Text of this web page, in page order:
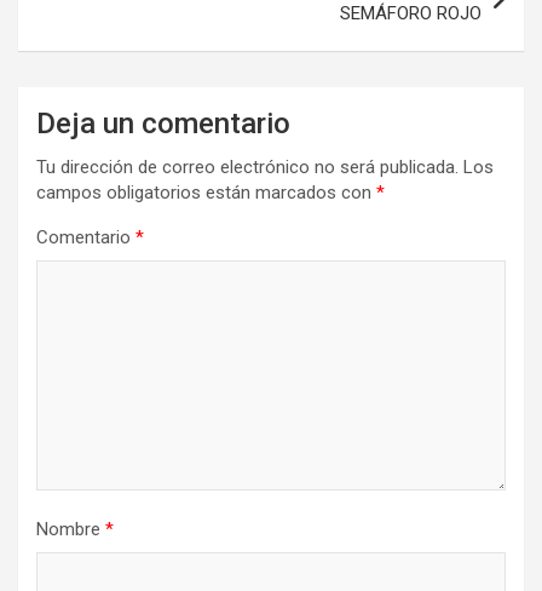
SEMÁFORO ROJO
Deja un comentario
Tu dirección de correo electrónico no será publicada. Los
campos obligatorios están marcados con *
Comentario *
Nombre *